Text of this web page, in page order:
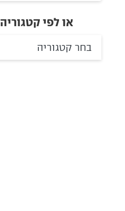
או לפי קטגוריה
בחר קטגוריה